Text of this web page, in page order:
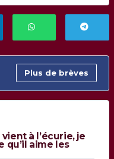
Plus de brèves
à l’écurie, je
qu’il aime les